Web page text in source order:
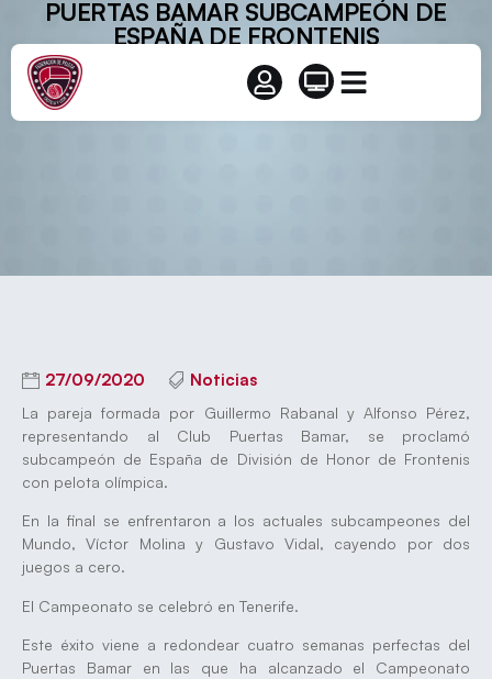
PUERTAS BAMAR SUBCAMPEÓN DE
ESPAÑA DE FRONTENIS
27/09/2020 Noticias
La pareja formada por Guillermo Rabanal y Alfonso Pérez,
representando al Club Puertas Bamar, se proclamó
subcampeón de España de División de Honor de Frontenis
con pelota olímpica.
En la final se enfrentaron a los actuales subcampeones del
Mundo, Víctor Molina y Gustavo Vidal, cayendo por dos
juegos a cero.
El Campeonato se celebró en Tenerife.
Este éxito viene a redondear cuatro semanas perfectas del
Puertas Bamar en las que ha alcanzado el Campeonato